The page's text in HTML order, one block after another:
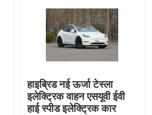
हाइब्रिड नई ऊर्जा टेस्ला
इलेक्ट्रिक वाहन एसयूवी ईवी
हाई स्पीड इलेक्ट्रिक कार